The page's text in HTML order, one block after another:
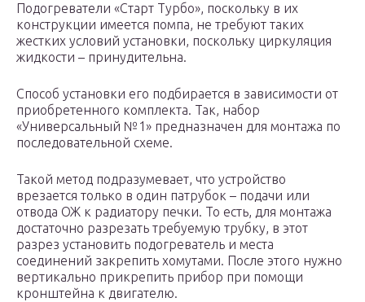
Подогреватели «Старт Турбо», поскольку в их
конструкции имеется помпа, не требуют таких
жестких условий установки, поскольку циркуляция
жидкости – принудительна.
Способ установки его подбирается в зависимости от
приобретенного комплекта. Так, набор
«Универсальный №1» предназначен для монтажа по
последовательной схеме.
Такой метод подразумевает, что устройство
врезается только в один патрубок – подачи или
отвода ОЖ к радиатору печки. То есть, для монтажа
достаточно разрезать требуемую трубку, в этот
разрез установить подогреватель и места
соединений закрепить хомутами. После этого нужно
вертикально прикрепить прибор при помощи
кронштейна к двигателю.